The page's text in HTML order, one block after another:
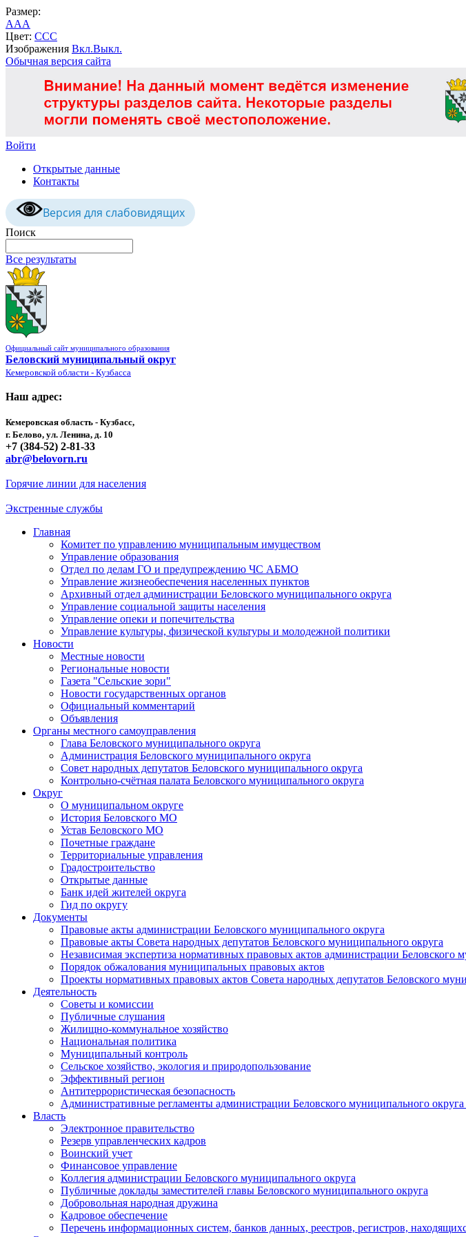
Размер:
AAA
Цвет: CCC
Изображения Вкл.Выкл.
Обычная версия сайта
Войти
Открытые данные
Контакты
Версия для слабовидящих
Поиск
Все результаты
Официальный сайт муниципального образования
Беловский муниципальный округ
Кемеровской области - Кузбасса
Наш адрес:
Кемеровская область - Кузбасс,
г. Белово, ул. Ленина, д. 10
+7 (384-52) 2-81-33
abr@belovorn.ru
Горячие линии для населения
Экстренные службы
Главная
Комитет по управлению муниципальным имуществом
Управление образования
Отдел по делам ГО и предупреждению ЧС АБМО
Управление жизнеобеспечения населенных пунктов
Архивный отдел администрации Беловского муниципального округа
Управление социальной защиты населения
Управление опеки и попечительства
Управление культуры, физической культуры и молодежной политики
Новости
Местные новости
Региональные новости
Газета "Сельские зори"
Новости государственных органов
Официальный комментарий
Объявления
Органы местного самоуправления
Глава Беловского муниципального округа
Администрация Беловского муниципального округа
Совет народных депутатов Беловского муниципального округа
Контрольно-счётная палата Беловского муниципального округа
Округ
О муниципальном округе
История Беловского МО
Устав Беловского МО
Почетные граждане
Территориальные управления
Градостроительство
Открытые данные
Банк идей жителей округа
Гид по округу
Документы
Правовые акты администрации Беловского муниципального округа
Правовые акты Совета народных депутатов Беловского муниципального округа
Независимая экспертиза нормативных правовых актов администрации Беловского
Порядок обжалования муниципальных правовых актов
Проекты нормативных правовых актов Совета народных депутатов Беловского
Деятельность
Советы и комиссии
Публичные слушания
Жилищно-коммунальное хозяйство
Национальная политика
Муниципальный контроль
Сельское хозяйство, экология и природопользование
Эффективный регион
Антитеррористическая безопасность
Административные регламенты администрации Беловского муниципального
Власть
Электронное правительство
Резерв управленческих кадров
Воинский учет
Финансовое управление
Коллегия администрации Беловского муниципального округа
Публичные доклады заместителей главы Беловского муниципального округа
Добровольная народная дружина
Кадровое обеспечение
Перечень информационных систем, банков данных, реестров, регистров,